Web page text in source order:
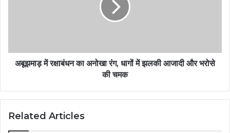
अबूझमाड़ में रक्षाबंधन का अनोखा रंग, धागों में झलकी आजादी और भरोसे
की चमक
Related Articles